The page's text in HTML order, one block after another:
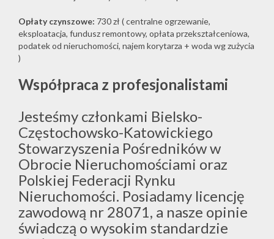
Opłaty czynszowe: 730 zł ( centralne ogrzewanie,
eksploatacja, fundusz remontowy, opłata przekształceniowa,
podatek od nieruchomości, najem korytarza + woda wg zużycia
)
Współpraca z profesjonalistami
Jesteśmy członkami Bielsko-
Częstochowsko-Katowickiego
Stowarzyszenia Pośredników w
Obrocie Nieruchomościami oraz
Polskiej Federacji Rynku
Nieruchomości. Posiadamy licencję
zawodową nr 28071, a nasze opinie
świadczą o wysokim standardzie